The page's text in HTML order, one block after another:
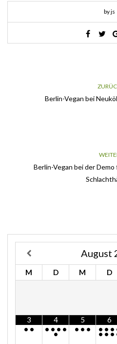
by js
Berlin-Vegan bei
Berlin-Vegan bei der
August
M D M D
3
• •
4
• • • •
•
5
• • •
6
• • •
• • •